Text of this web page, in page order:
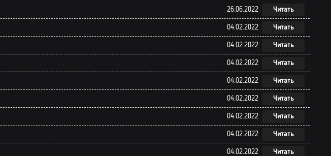
04.02.2022 Читать
04.02.2022 Читать
04.02.2022 Читать
04.02.2022 Читать
04.02.2022 Читать
04.02.2022 Читать
04.02.2022 Читать
04.02.2022 Читать
26.06.2022 Читать